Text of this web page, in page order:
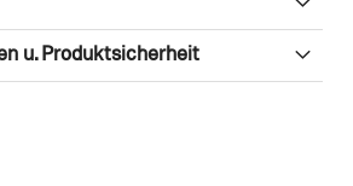
u. Produktsicherheit